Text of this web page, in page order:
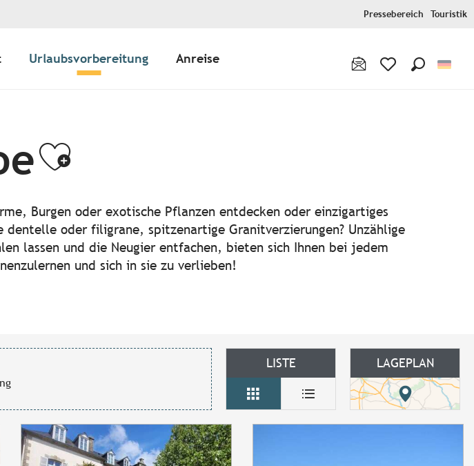
Pressebereich Touristik
Urlaubsvorbereitung Anreise
Ajouter aux favoris
Burgen oder exotische Pflanzen entdecken oder einzigartiges
dentelle oder filigrane, spitzenartige Granitverzierungen? Unzählige
lassen und die Neugier entfachen, bieten sich Ihnen bei jedem
und sich in sie zu verlieben!
LISTE LAGEPLAN